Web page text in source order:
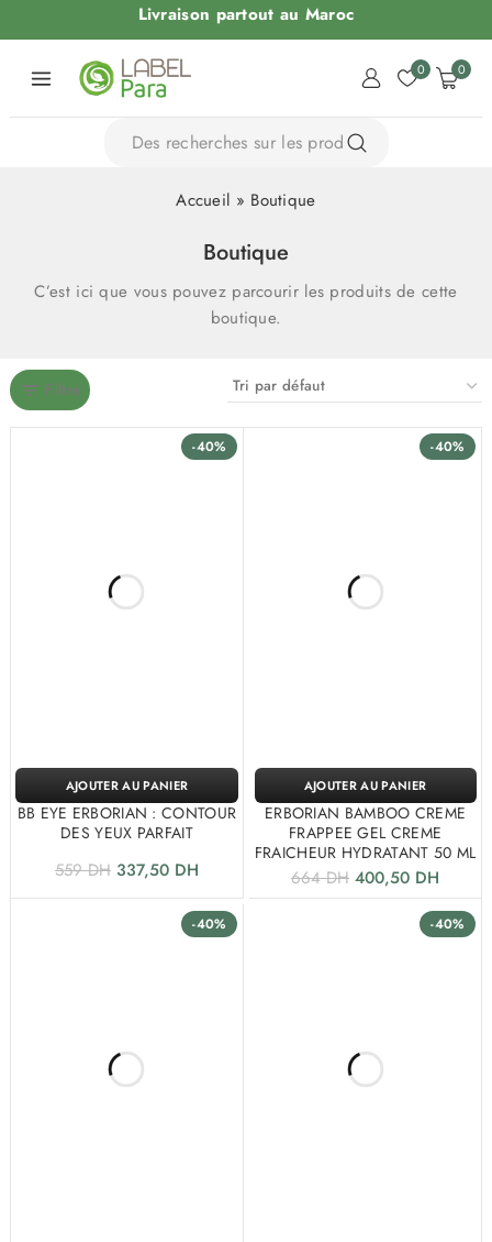
Livraison partout au Maroc
0 0
Accueil » Boutique
Boutique
C’est ici que vous pouvez parcourir les produits de cette
boutique.
Filtre
-40%
BB EYE ERBORIAN : CONTOUR
DES YEUX PARFAIT
559DH 337,50 DH
AJOUTER AU PANIER
-40%
ERBORIAN BAMBOO CREME
FRAPPEE GEL CREME
FRAICHEUR HYDRATANT 50 ML
664DH 400,50 DH
AJOUTER AU PANIER
-40% -40%